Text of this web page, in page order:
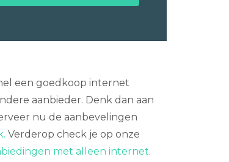
een goedkoop internet
aanbieder. Denk dan aan
nu de aanbevelingen
Verderop check je op onze
met alleen internet.